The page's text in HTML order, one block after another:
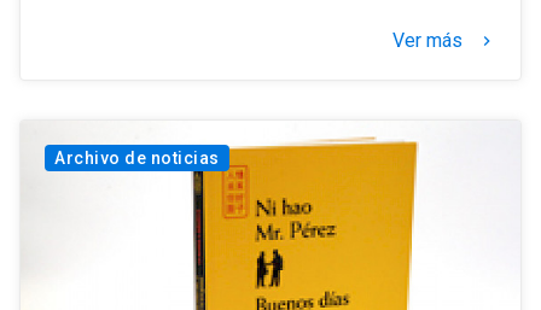
Ver más keyboard_arrow_right
Archivo de noticias